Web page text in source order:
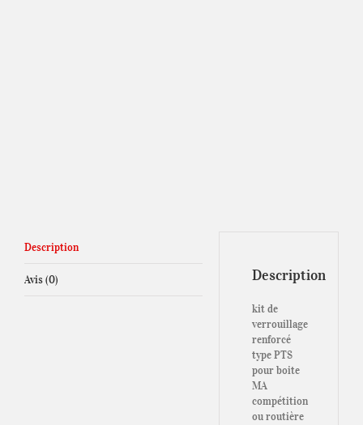
Description
Avis (0) Description
kit de
verrouillage
renforcé
type PTS
pour boite
MA
compétition
ou routière